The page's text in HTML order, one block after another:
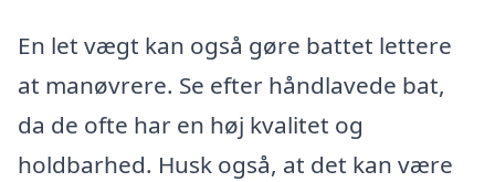
En let vægt kan også gøre battet lettere
at manøvrere. Se efter håndlavede bat,
da de ofte har en høj kvalitet og
holdbarhed. Husk også, at det kan være